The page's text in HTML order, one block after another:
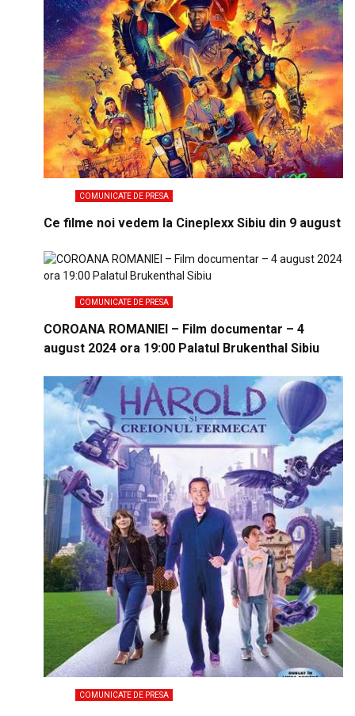
COMUNICATE DE PRESA
Ce filme noi vedem la Cineplexx Sibiu din 9 august
COMUNICATE DE PRESA
COROANA ROMANIEI – Film documentar – 4
august 2024 ora 19:00 Palatul Brukenthal Sibiu
COMUNICATE DE PRESA